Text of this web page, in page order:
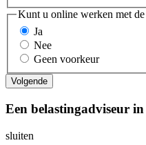
Kunt u online werken met
Ja
Nee
Geen voorkeur
Een belastingadviseur
sluiten